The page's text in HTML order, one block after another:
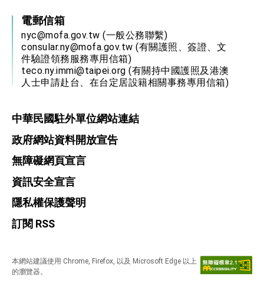
電郵信箱
nyc@mofa.gov.tw (一般公務聯繫)
consular.ny@mofa.gov.tw (有關護照、簽證、文
件驗證領務服務專用信箱)
teco.ny.immi@taipei.org (有關持中國護照及港澳
人士申請赴台、在台定居設籍相關事務專用信箱)
中華民國駐外單位網站連結
政府網站資料開放宣告
無障礙網頁宣言
資訊安全宣言
隱私權保護聲明
訂閱 RSS
本網站建議使用 Chrome, Firefox, 以及 Microsoft Edge 以上
的瀏覽器。